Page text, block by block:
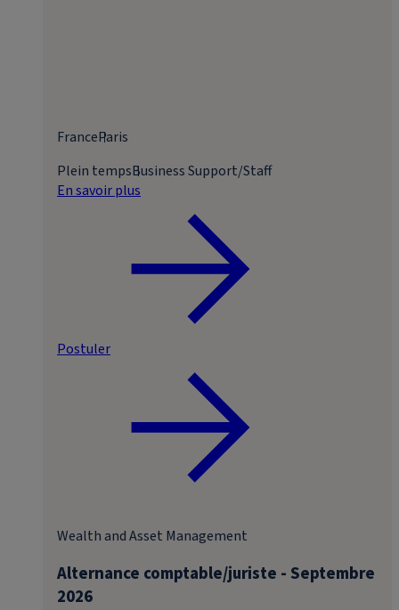
FranceParis
Plein tempsBusiness Support/Staff
En savoir plus
Postuler
Alternance comptable/juriste - Septembre
2026
Wealth and Asset Management